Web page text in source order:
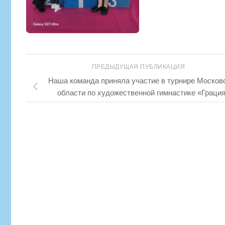
ПРЕДЫДУЩАЯ ПУБЛИКАЦИЯ
Наша команда приняла участие в турнире
области по художественной гимнастике